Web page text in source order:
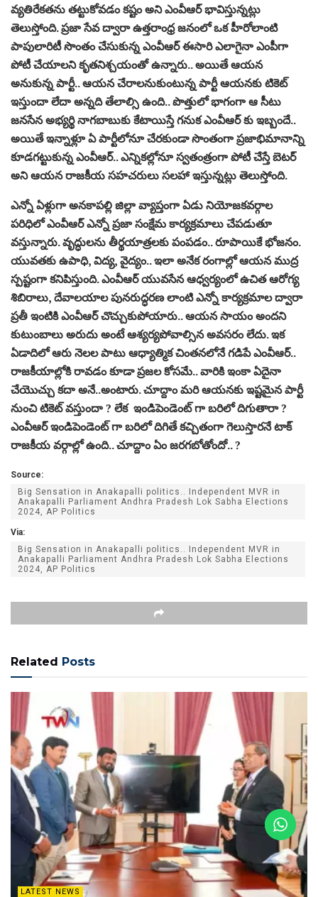
వ్యతిరేకతను తట్టుకోవడం కష్టం అని ఎంవీఆర్ భావిస్తున్నట్లు
తెలుస్తోంది. ప్రజా సేవ ద్వారా ఉత్తరాంధ్ర జనంలో ఒక హీరోలాంటి
పాపులారిటీ సొంతం చేసుకున్న ఎంవీఆర్ ఈసారి ఎలాగైనా ఎంపీగా
పోటీ చేయాలని కృతనిశ్చయంతో ఉన్నారు.. అయితే ఆయన
అనుకున్న పార్టీ.. ఆయన చేరాలనుకుంటున్న పార్టీ ఆయనకు టికెట్
ఇస్తుందా లేదా అన్నది తేలాల్సి ఉంది.. పొత్తులో భాగంగా ఆ సీటు
జనసేన అభ్యర్థి నాగబాబుకు కేటాయిస్తే గనుక ఎంవీఆర్ కు ఇబ్బందే..
అయితే ఇన్నాళ్లూ ఏ పార్టీలోనూ చేరకుండా సొంతంగా ప్రజాభిమానాన్ని
కూడగట్టుకున్న ఎంవీఆర్.. ఎన్నికల్లోనూ స్వతంత్రంగా పోటీ చేస్తే బెటర్
అని ఆయన రాజకీయ సహచరులు సలహా ఇస్తున్నట్లు తెలుస్తోంది.
ఎన్నో ఏళ్లుగా అనకాపల్లి జిల్లా వ్యాప్తంగా ఏడు నియోజకవర్గాల
పరిధిలో ఎంవీఆర్ ఎన్నో ప్రజా సంక్షేమ కార్యక్రమాలు చేపడుతూ
వస్తున్నారు. వృద్ధులను తీర్థయాత్రలకు పంపడం.. రూపాయికే భోజనం.
యువతకు ఉపాధి, విద్య, వైద్యం.. ఇలా అనేక రంగాల్లో ఆయన ముద్ర
స్పష్టంగా కనిపిస్తుంది. ఎంవీఆర్ యువసేన ఆధ్వర్యంలో ఉచిత ఆరోగ్య
శిబిరాలు, దేవాలయాల పునరుద్ధరణ లాంటి ఎన్నో కార్యక్రమాల ద్వారా
ప్రతీ ఇంటికి ఎంవీఆర్ చొచ్చుకుపోయారు.. ఆయన సాయం అందని
కుటుంబాలు అరుదు అంటే ఆశ్యర్యపోవాల్సిన అవసరం లేదు. ఇక
ఏడాదిలో ఆరు నెలల పాటు ఆధ్యాత్మిక చింతనలోనే గడిపే ఎంవీఆర్..
రాజకీయాల్లోకి రావడం కూడా ప్రజల కోసమే.. వారికి ఇంకా ఏదైనా
చేయొచ్చు కదా అనే..అంటారు. చూద్దాం మరి ఆయనకు ఇష్టమైన పార్టీ
నుంచి టికెట్ వస్తుందా ? లేక ఇండిపెండెంట్ గా బరిలో దిగుతారా ?
ఎంవీఆర్ ఇండిపెండెంట్ గా బరిలో దిగితే కచ్చితంగా గెలుస్తారనే టాక్
రాజకీయ వర్గాల్లో ఉంది.. చూద్దాం ఏం జరగబోతోందో.. ?
Source:
Big Sensation in Anakapalli politics.. Independent MVR in
Anakapalli Parliament Andhra Pradesh Lok Sabha Elections
2024, AP Politics
Via:
Big Sensation in Anakapalli politics.. Independent MVR in
Anakapalli Parliament Andhra Pradesh Lok Sabha Elections
2024, AP Politics
Related Posts
LATEST NEWS